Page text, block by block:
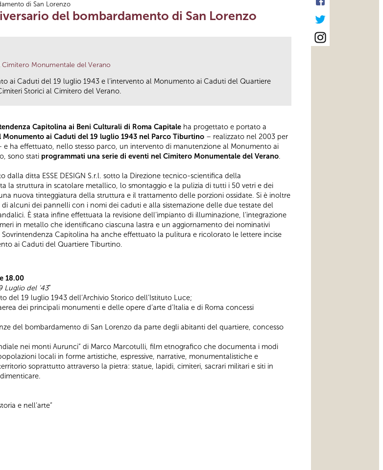
di San Lorenzo
del bombardamento di San Lorenzo
Monumentale del Verano
ai Caduti del 19 luglio 1943 e l’intervento al Monumento ai Caduti del Quartiere
Storici al Cimitero del Verano.
Capitolina ai Beni Culturali di Roma Capitale ha progettato e portato a
ai Caduti del 19 luglio 1943 nel Parco Tiburtino – realizzato nel 2003 per
ha effettuato, nello stesso parco, un intervento di manutenzione al Monumento ai
sono stati programmati una serie di eventi nel Cimitero Monumentale del Verano.
ditta ESSE DESIGN S.r.l. sotto la Direzione tecnico-scientifica della
la struttura in scatolare metallico, lo smontaggio e la pulizia di tutti i 50 vetri e dei
nuova tinteggiatura della struttura e il trattamento delle porzioni ossidate. Si è inoltre
alcuni dei pannelli con i nomi dei caduti e alla sistemazione delle due testate del
È stata infine effettuata la revisione dell’impianto di illuminazione, l’integrazione
in metallo che identificano ciascuna lastra e un aggiornamento dei nominativi
Capitolina ha anche effettuato la pulitura e ricolorato le lettere incise
ai Caduti del Quartiere Tiburtino.
18.00
Luglio del ’43”
del 19 luglio 1943 dell’Archivio Storico dell’Istituto Luce;
dei principali monumenti e delle opere d’arte d’Italia e di Roma concessi
del bombardamento di San Lorenzo da parte degli abitanti del quartiere, concesso
nei monti Aurunci” di Marco Marcotulli, film etnografico che documenta i modi
locali in forme artistiche, espressive, narrative, monumentalistiche e
soprattutto attraverso la pietra: statue, lapidi, cimiteri, sacrari militari e siti in
e nell’arte”